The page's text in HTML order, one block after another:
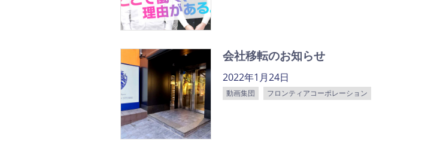
会社移転のお知らせ
2022年1月24日
動画集団 フロンティアコーポレーション